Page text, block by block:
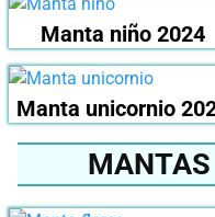
Manta niño 2024
Manta unicornio